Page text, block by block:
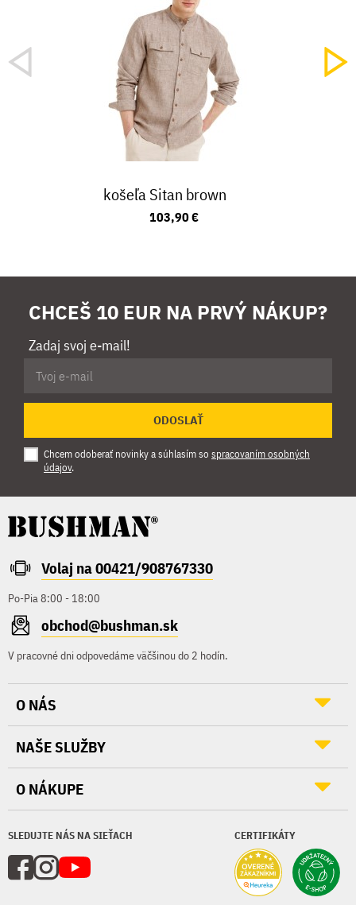
košeľa Sitan brown
103,90 €
CHCEŠ 10 EUR NA PRVÝ NÁKUP?
Zadaj svoj e-mail!
ODOSLAŤ
Chcem odoberať novinky a súhlasím so spracovaním osobných
údajov.
Volaj na 00421/908767330
Po-Pia 8:00 - 18:00
obchod@bushman.sk
V pracovné dni odpovedáme väčšinou do 2 hodín.
SLEDUJTE NÁS NA SIEŤACH CERTIFIKÁTY
O NÁS
NAŠE SLUŽBY
O NÁKUPE